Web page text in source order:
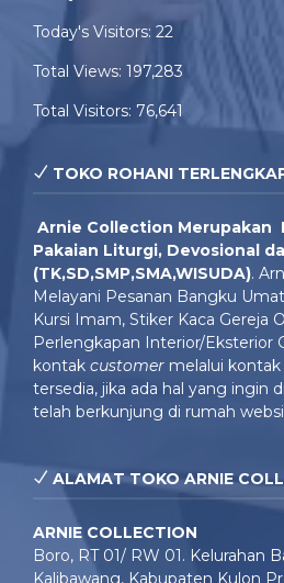
Today's Visitors: 22
Total Views: 197,283
Total Visitors: 76,641
TOKO ROHANI
Arnie Collection Merupakan
Pakaian Liturgi, Devosional
(TK,SD,SMP,SMA,WISUDA).
Melayani Pesanan Bangku
Kursi Imam, Stiker Kaca Gereja
Perlengkapan Interior/Eksterior
kontak customer melalui
tersedia, jika ada hal yang ingin
telah berkunjung di rumah
ALAMAT TOKO ARNIE
ARNIE COLLECTION
Boro, RT 01/ RW 01. Kelurahan
Kalibawang, Kabupaten Kulon